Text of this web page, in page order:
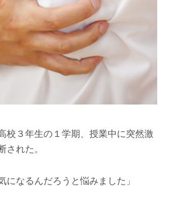
３年生の１学期、授業中に突然激
された。
になるんだろうと悩みました」